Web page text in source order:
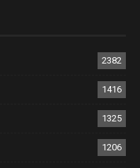
2382
1416
1325
1206